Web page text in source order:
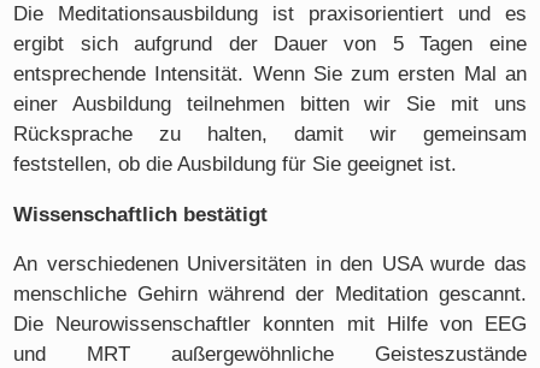
Die Meditationsausbildung ist praxisorientiert und es
ergibt sich aufgrund der Dauer von 5 Tagen eine
entsprechende Intensität. Wenn Sie zum ersten Mal an
einer Ausbildung teilnehmen bitten wir Sie mit uns
Rücksprache zu halten, damit wir gemeinsam
feststellen, ob die Ausbildung für Sie geeignet ist.
Wissenschaftlich bestätigt
An verschiedenen Universitäten in den USA wurde das
menschliche Gehirn während der Meditation gescannt.
Die Neurowissenschaftler konnten mit Hilfe von EEG
und MRT außergewöhnliche Geisteszustände